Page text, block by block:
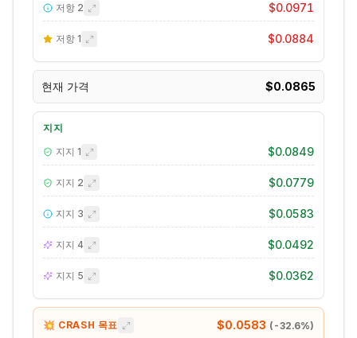
저항 2 $0.0971
저항 1 $0.0884
현재 가격 $0.0865
지지
지지 1 $0.0849
지지 2 $0.0779
지지 3 $0.0583
지지 4 $0.0492
지지 5 $0.0362
💥 CRASH 목표 $0.0583 ( -32.6%)